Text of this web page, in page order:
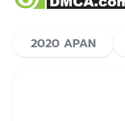
2020 APAN